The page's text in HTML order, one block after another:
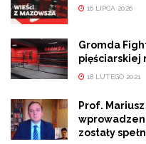
16 LIPCA 2026
Gromda
pięściarskiej
18 LUTEGO 2021
Prof.
zostały